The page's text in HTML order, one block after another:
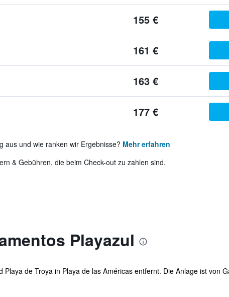
155 €
161 €
163 €
177 €
aus und wie ranken wir Ergebnisse? Mehr erfahren
& Gebühren, die beim Check-out zu zahlen sind.
Playazul
de Troya in Playa de las Américas entfernt. Die Anlage ist von